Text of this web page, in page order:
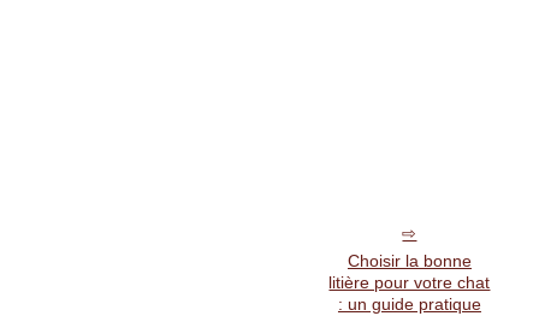
Choisir la bonne
litière pour votre chat
: un guide pratique